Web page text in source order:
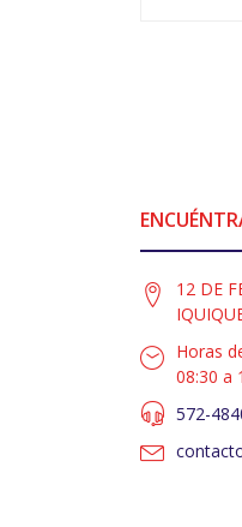
12 DE
Horas
08:30 a
572-